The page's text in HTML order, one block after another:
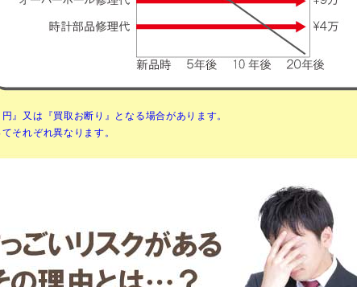
』又は『買取お断り』となる場合があります。
それぞれ異なります。